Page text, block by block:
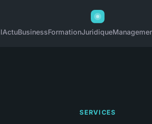
ActuBusinessFormationJuridique
SERVICES